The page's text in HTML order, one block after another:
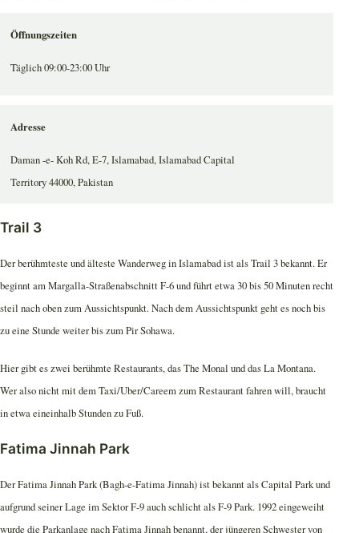
Öffnungszeiten
Täglich 09:00-23:00 Uhr
Adresse
Daman -e- Koh Rd, E-7, Islamabad, Islamabad Capital
Territory 44000, Pakistan
Trail 3
Der berühmteste und älteste Wanderweg in Islamabad ist als Trail 3 bekannt. Er
beginnt am Margalla-Straßenabschnitt F-6 und führt etwa 30 bis 50 Minuten recht
steil nach oben zum Aussichtspunkt. Nach dem Aussichtspunkt geht es noch bis
zu eine Stunde weiter bis zum Pir Sohawa.
Hier gibt es zwei berühmte Restaurants, das The Monal und das La Montana.
Wer also nicht mit dem Taxi/Uber/Careem zum Restaurant fahren will, braucht
in etwa eineinhalb Stunden zu Fuß.
Fatima Jinnah Park
Der Fatima Jinnah Park (Bagh-e-Fatima Jinnah) ist bekannt als Capital Park und
aufgrund seiner Lage im Sektor F-9 auch schlicht als F-9 Park. 1992 eingeweiht
wurde die Parkanlage nach Fatima Jinnah benannt, der jüngeren Schwester von